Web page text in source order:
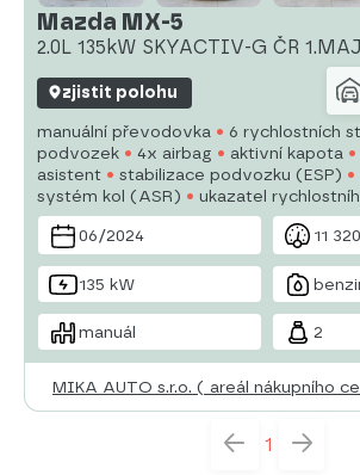
Mazda MX-5
2.0L 135kW SKYACTIV-G ČR 1.MAJ
zjistit polohu
manuální převodovka 6 rychlostních
podvozek
4x airbag aktivní kapota
asistent
stabilizace podvozku (ESP)
systém kol (ASR)
ukazatel
hlídání jízdního pruhu
hlídání
jízdy v jízdním pruhu
sledování únavy
řízení
06/2024 11
135 kW
manuál 2
MIKA AUTO s.r.o. ( areál nákupního
1